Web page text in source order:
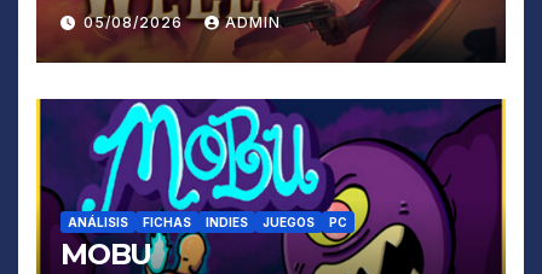
05/08/2026 ADMIN
ANÁLISIS FICHAS INDIES JUEGOS PC
MOBU